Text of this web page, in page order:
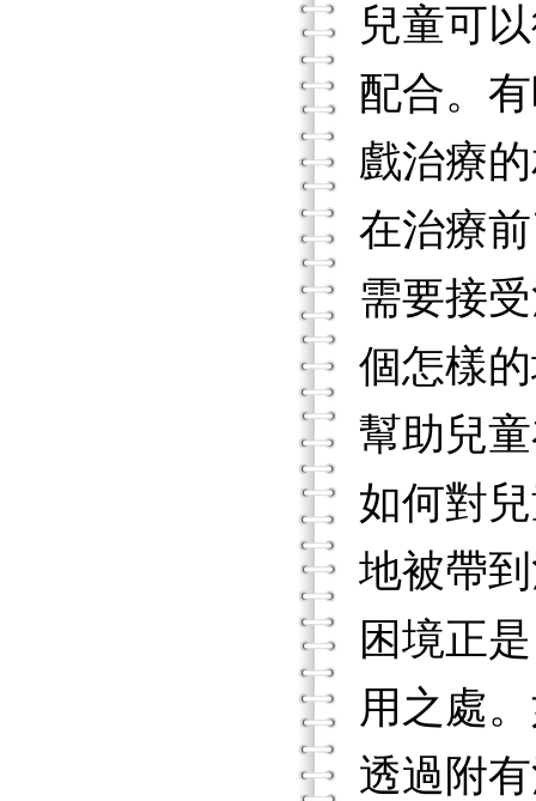
兒童可
配合。
戲治療
在治療
需要接
個怎樣
幫助兒
如何對
地被帶
困境正
用之處
透過附